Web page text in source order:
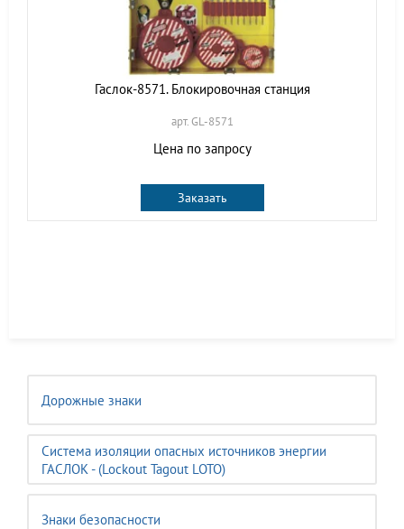
Дорожные знаки
Система изоляции опасных источников энергии
ГАСЛОК - (Lockout Tagout LOTO)
Знаки безопасности
Гаслок-8571. Блокировочная станция
арт. GL-8571
Цена по запросу
Заказать